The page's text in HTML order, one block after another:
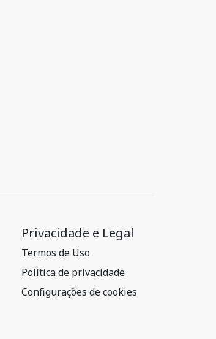
Privacidade e Legal
Termos de Uso
Política de privacidade
Configurações de cookies